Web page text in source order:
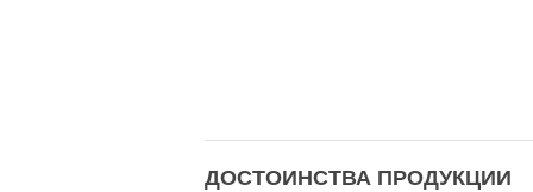
ДОСТОИНСТВА ПРОДУКЦИИ